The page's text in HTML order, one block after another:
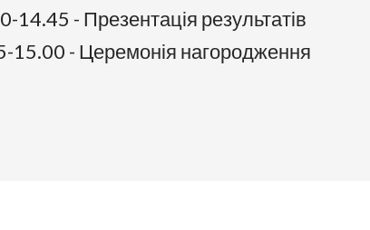
14.45 - Презентація результатів
15.00 - Церемонія нагородження